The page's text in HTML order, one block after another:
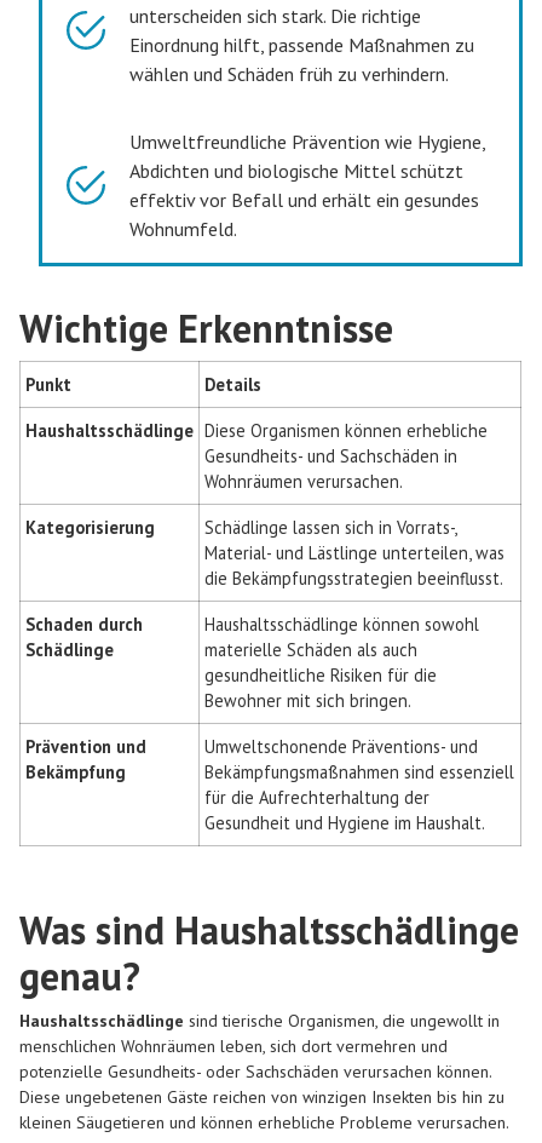
unterscheiden sich stark. Die richtige
Einordnung hilft, passende Maßnahmen zu
wählen und Schäden früh zu verhindern.
Umweltfreundliche Prävention wie Hygiene,
Abdichten und biologische Mittel schützt
effektiv vor Befall und erhält ein gesundes
Wohnumfeld.
Wichtige Erkenntnisse
Punkt
Details
Haushaltsschädlinge Diese Organismen können erhebliche
Gesundheits- und Sachschäden in
Wohnräumen verursachen.
Kategorisierung
Schädlinge lassen sich in Vorrats-,
Material- und Lästlinge unterteilen, was
die Bekämpfungsstrategien beeinflusst.
Schaden durch
Schädlinge
Haushaltsschädlinge können sowohl
materielle Schäden als auch
gesundheitliche Risiken für die
Bewohner mit sich bringen.
Prävention und
Bekämpfung
Umweltschonende Präventions- und
Bekämpfungsmaßnahmen sind essenziell
für die Aufrechterhaltung der
Gesundheit und Hygiene im Haushalt.
Was sind Haushaltsschädlinge
genau?
Haushaltsschädlinge sind tierische Organismen, die ungewollt in
menschlichen Wohnräumen leben, sich dort vermehren und
potenzielle Gesundheits- oder Sachschäden verursachen können.
Diese ungebetenen Gäste reichen von winzigen Insekten bis hin zu
kleinen Säugetieren und können erhebliche Probleme verursachen.